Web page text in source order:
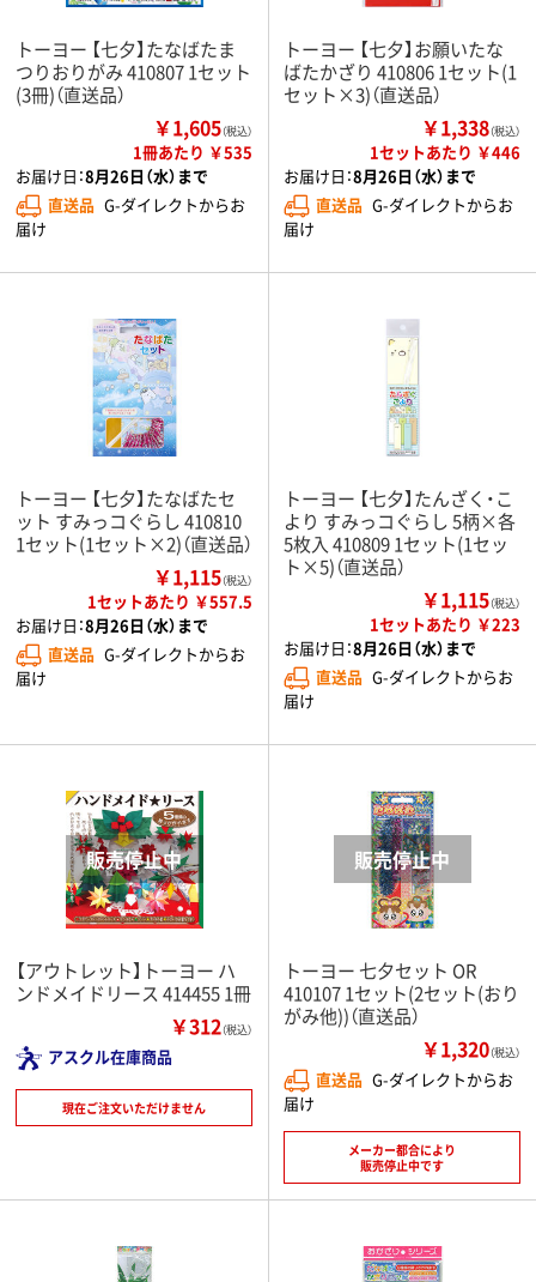
トーヨー 【七夕】たなばたま
つりおりがみ 410807 1セット
(3冊)（直送品）
￥1,605（税込）
1冊あたり ￥535
お届け日：8月26日（水）まで
直送品 G-ダイレクトからお
届け
トーヨー 【七夕】お願いたな
ばたかざり 410806 1セット(1
セット×3)（直送品）
￥1,338（税込）
1セットあたり ￥446
お届け日：8月26日（水）まで
直送品 G-ダイレクトからお
届け
トーヨー 【七夕】たなばたセ
ット すみっコぐらし 410810
1セット(1セット×2)（直送品）
￥1,115（税込）
1セットあたり ￥557.5
お届け日：8月26日（水）まで
直送品 G-ダイレクトからお
届け
トーヨー 【七夕】たんざく・こ
より すみっコぐらし 5柄×各
5枚入 410809 1セット(1セッ
ト×5)（直送品）
￥1,115（税込）
1セットあたり ￥223
お届け日：8月26日（水）まで
直送品 G-ダイレクトからお
届け
【アウトレット】トーヨー ハ
ンドメイドリース 414455 1冊
￥312（税込）
アスクル在庫商品
現在ご注文いただけません
トーヨー 七夕セット OR
410107 1セット(2セット(おり
がみ他))（直送品）
￥1,320（税込）
直送品 G-ダイレクトからお
届け
メーカー都合により
販売停止中です